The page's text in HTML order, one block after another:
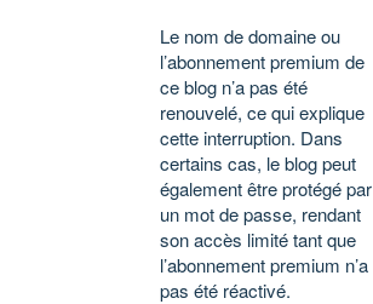
Le nom de domaine ou
l’abonnement premium de
ce blog n’a pas été
renouvelé, ce qui explique
cette interruption. Dans
certains cas, le blog peut
également être protégé par
un mot de passe, rendant
son accès limité tant que
l’abonnement premium n’a
pas été réactivé.